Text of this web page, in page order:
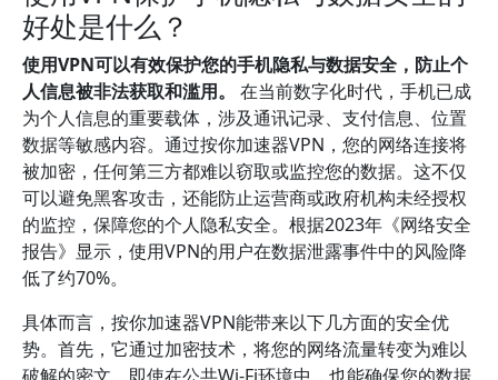
好处是什么？
使用VPN可以有效保护您的手机隐私与数据安全，防止个
人信息被非法获取和滥用。
在当前数字化时代，手机已成
为个人信息的重要载体，涉及通讯记录、支付信息、位置
数据等敏感内容。通过按你加速器VPN，您的网络连接将
被加密，任何第三方都难以窃取或监控您的数据。这不仅
可以避免黑客攻击，还能防止运营商或政府机构未经授权
的监控，保障您的个人隐私安全。根据2023年《网络安全
报告》显示，使用VPN的用户在数据泄露事件中的风险降
低了约70%。
具体而言，按你加速器VPN能带来以下几方面的安全优
势。首先，它通过加密技术，将您的网络流量转变为难以